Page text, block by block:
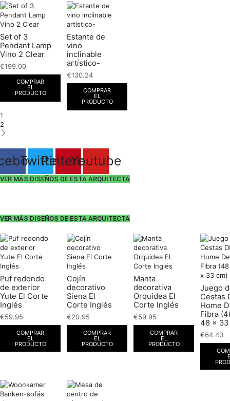
Set of 3
Pendant Lamp
Vino 2 Clear
€199.00
COMPRAR
EL
PRODUCTO
Estante de
vino
inclinable
artístico-
€130.24
COMPRAR
EL
PRODUCTO
1
2
TwitterPinterestYoutube
VER MÁS DISEÑOS DE ESTA ARQUITECTA
VER MÁS DISEÑOS DE ESTA ARQUITECTA
Puf redondo
de exterior
Yute El Corte
Inglés
€59.95
COMPRAR
EL
PRODUCTO
Cojín
decorativo
Siena El
Corte Inglés
€20.95
COMPRAR
EL
PRODUCTO
Manta
decorativa
Orquidea El
Corte Inglés
€59.95
COMPRAR
EL
PRODUCTO
Juego
Cestas
Home
Fibra
48 x 33
€64.40